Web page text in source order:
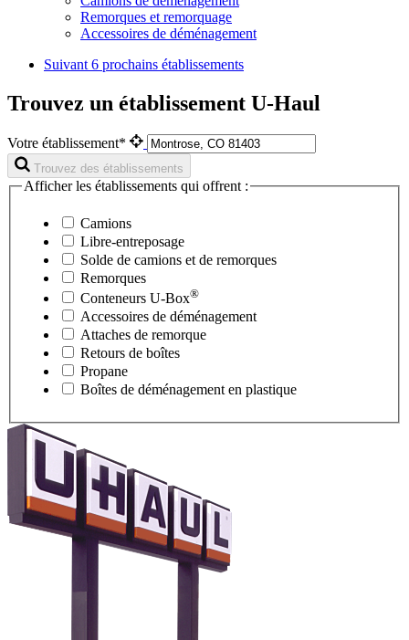
Remorques et remorquage
Accessoires de déménagement
Suivant 6 prochains établissements
Trouvez un établissement U-Haul
Votre établissement*
Trouvez des établissements
Afficher les établissements qui offrent :
Camions
Libre-entreposage
Solde de camions et de remorques
Remorques
Conteneurs U-Box®
Accessoires de déménagement
Attaches de remorque
Retours de boîtes
Propane
Boîtes de déménagement en plastique